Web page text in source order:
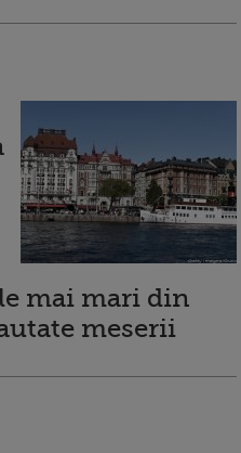
mai mari din
meserii